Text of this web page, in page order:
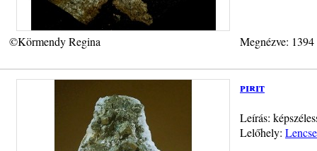
©Körmendy Regina Megnézve:
pirit
Leírás:
Lelőhely: